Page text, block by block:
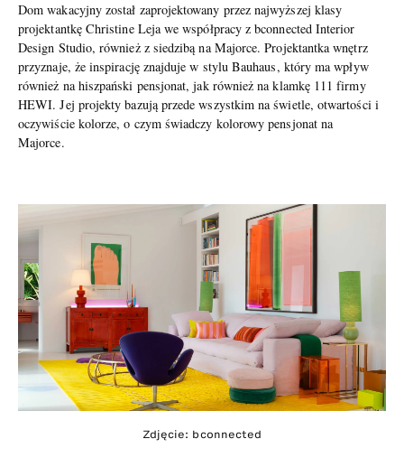
Dom wakacyjny został zaprojektowany przez najwyższej klasy
projektantkę Christine Leja we współpracy z bconnected Interior
Design Studio, również z siedzibą na Majorce. Projektantka wnętrz
przyznaje, że inspirację znajduje w stylu Bauhaus, który ma wpływ
również na hiszpański pensjonat, jak również na klamkę 111 firmy
HEWI. Jej projekty bazują przede wszystkim na świetle, otwartości i
oczywiście kolorze, o czym świadczy kolorowy pensjonat na
Majorce.
Zdjęcie: bconnected